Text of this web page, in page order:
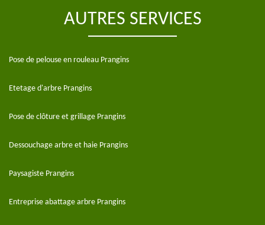
AUTRES SERVICES
Pose de pelouse en rouleau Prangins
Etetage d'arbre Prangins
Pose de clôture et grillage Prangins
Dessouchage arbre et haie Prangins
Paysagiste Prangins
Entreprise abattage arbre Prangins